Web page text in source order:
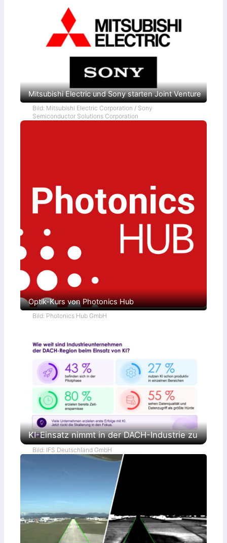
Mitsubishi Electric und Sony starten Joint Venture
Bild: Mitsubishi Electric Corporation / Sony
Semiconductor Solutions Corporation
Optik-Kurs von Photonics Hub
Bild: Photonics Hub GmbH
KI-Einsatz nimmt in der DACH-Industrie zu
Bild: IFS Deutschland GmbH